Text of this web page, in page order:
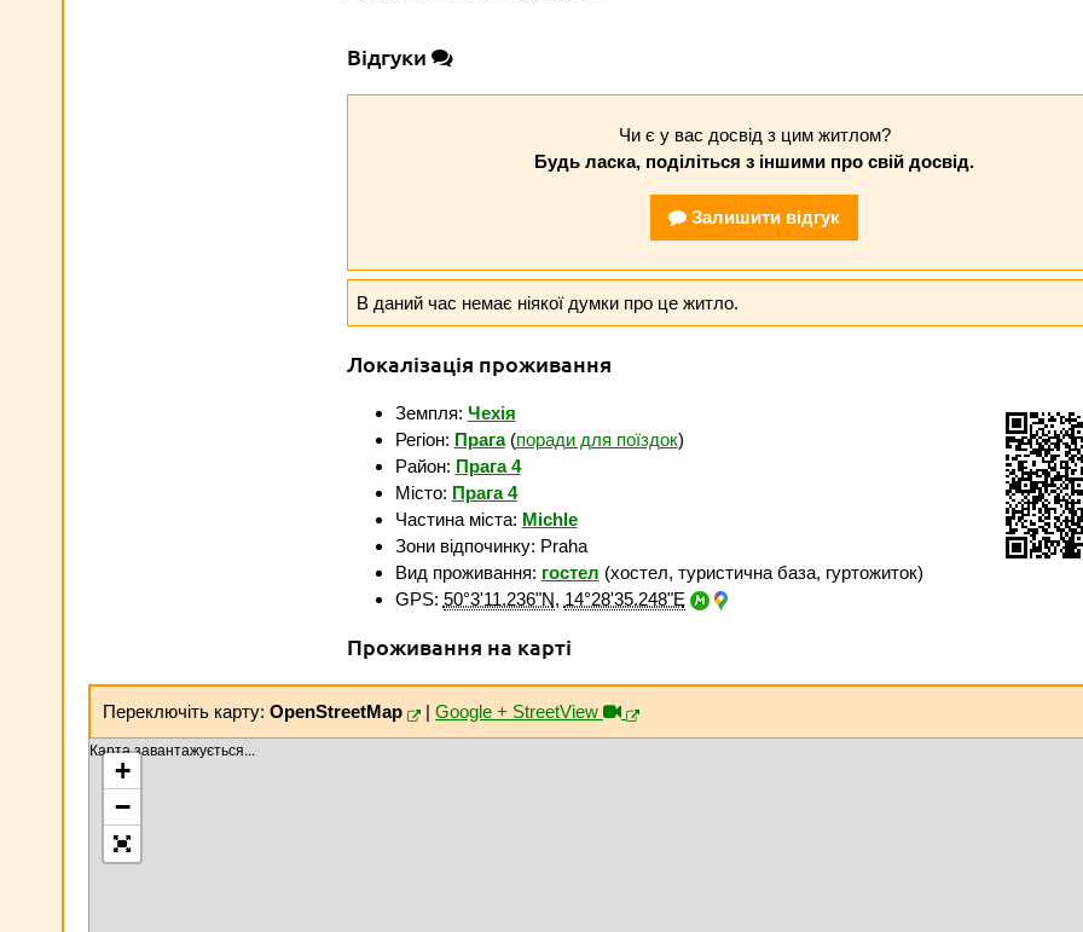
Відгуки
Чи є у вас досвід з цим житлом?
Будь ласка, поділіться з іншими про свій досвід.
Залишити відгук
В даний час немає ніякої думки про це житло.
Локалізація проживання
Земпля: Чехія
Регіон: Прага(поради для поїздок)
Район: Прага 4
Місто: Прага 4
Частина міста: Michle
Зони відпочинку: Praha
Вид проживання: гостел (хостел, туристична база, гуртожиток)
GPS: 50°3'11.236"N, 14°28'35.248"E
Проживання на карті
Переключіть карту: OpenStreetMap | Google + StreetView
Карта завантажується...
+
−